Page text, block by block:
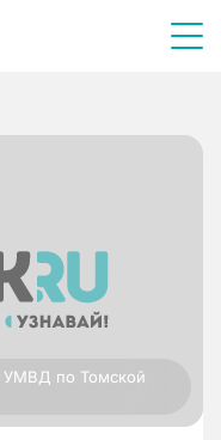
УМВД по Томской